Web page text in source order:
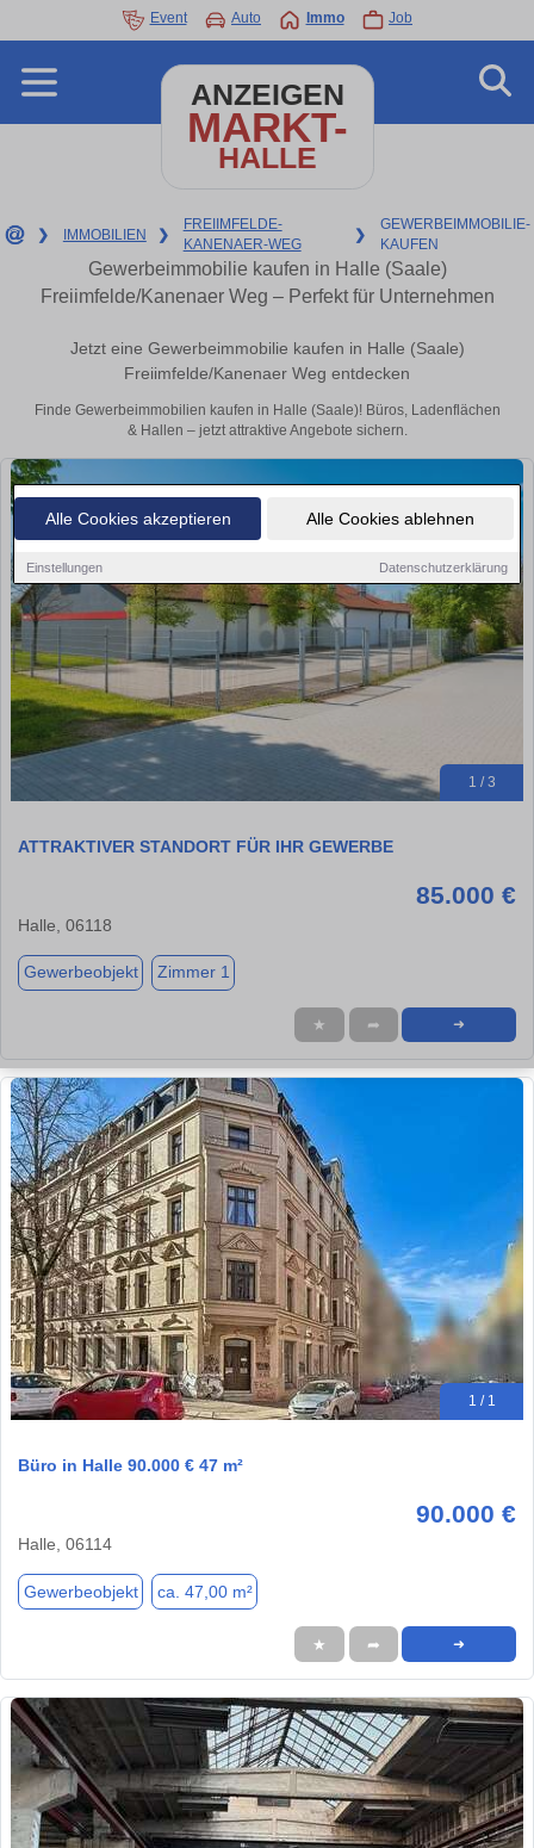
Alle Cookies akzeptieren Alle Cookies ablehnen
Einstellungen Datenschutzerklärung
Event Auto Immo Job
ANZEIGEN
MARKT-
HALLE
❯ IMMOBILIEN ❯
FREIIMFELDE-
KANENAER-WEG
❯
GEWERBEIMMOBILIE-
KAUFEN
Gewerbeimmobilie kaufen in Halle (Saale)
Freiimfelde/Kanenaer Weg – Perfekt für Unternehmen
Jetzt eine Gewerbeimmobilie kaufen in Halle (Saale)
Freiimfelde/Kanenaer Weg entdecken
Finde Gewerbeimmobilien kaufen in Halle (Saale)! Büros, Ladenflächen
& Hallen – jetzt attraktive Angebote sichern.
1 / 3
ATTRAKTIVER STANDORT FÜR IHR GEWERBE
85.000 €
Halle, 06118
Gewerbeobjekt Zimmer 1
★ ➦ ➜
1 / 1
Büro in Halle 90.000 € 47 m²
90.000 €
Halle, 06114
Gewerbeobjekt ca. 47,00 m²
★ ➦ ➜